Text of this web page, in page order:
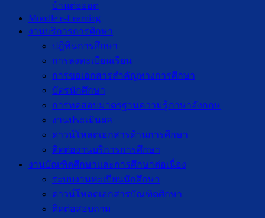
บ้านต่อยอด
Moodle e-Learning
งานบริการการศึกษา
ปฎิทินการศึกษา
การลงทะเบียนเรียน
การขอเอกสารสำคัญทางการศึกษา
บัตรนักศึกษา
การทดสอบมาตรฐานความรู้ภาษาอังกฤษ
งานประเมินผล
ดาวน์โหลดเอกสารด้านการศึกษา
ติดต่องานบริการการศึกษา
งานบัณฑิตศึกษาเเละการศึกษาต่อเนื่อง
ระบบงานทะเบียนนักศึกษา
ดาวน์โหลดเอกสารบัณฑิตศึกษา
ติดต่อสอบถาม